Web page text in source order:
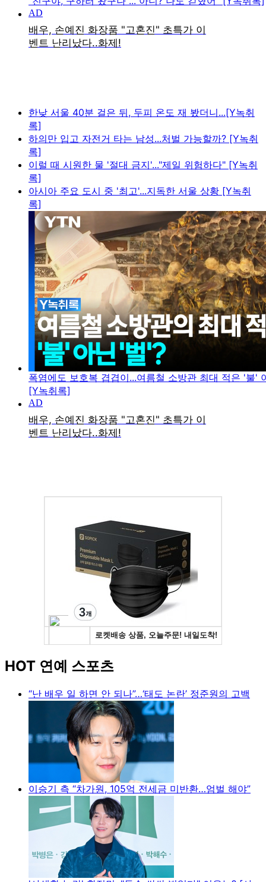
한낮 서울 40분 걸은 뒤, 두피 온도 재 봤더니...[Y녹취
록]
하의만 입고 자전거 타는 남성...처벌 가능할까? [Y녹취
록]
이럴 때 시원한 물 '절대 금지'..."제일 위험하다" [Y녹취
록]
아시아 주요 도시 중 '최고'...지독한 서울 상황 [Y녹취
록]
폭염에도 보호복 겹겹이...여름철 소방관 최대 적은 '불'
[Y녹취록]
HOT 연예 스포츠
“난 배우 일 하면 안 되나”…‘태도 논란’ 정준원의 고백
이승기 측 “차가원, 105억 전세금 미반환…엄벌 해야”